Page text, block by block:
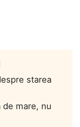
starea
de mare, nu